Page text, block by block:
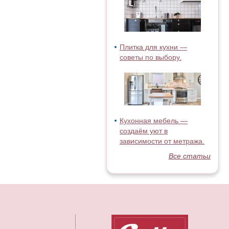
Плитка для кухни —
советы по выбору.
Кухонная мебель —
создаём уют в
зависимости от метража.
Все статьи